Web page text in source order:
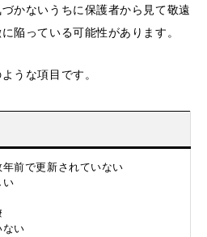
かないうちに保護者から見て敬遠
陥っている可能性があります。
うな項目です。
前で更新されていない
い